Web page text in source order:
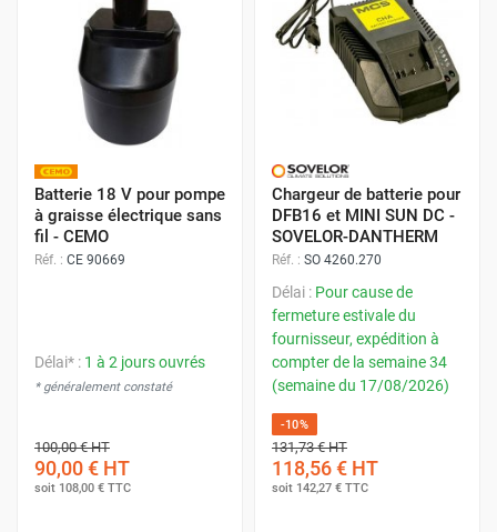
Batterie 18 V pour pompe
à graisse électrique sans
fil - CEMO
Réf. : CE 90669
Délai* : 1 à 2 jours ouvrés
* généralement constaté
100,00 €HT
90,00 € HT
soit 108,00 € TTC
Chargeur de batterie pour
DFB16 et MINI SUN DC -
SOVELOR-DANTHERM
Réf. : SO 4260.270
Délai : Pour cause de
fermeture estivale du
fournisseur, expédition à
compter de la semaine 34
(semaine du 17/08/2026)
-10%
131,73 €HT
118,56 € HT
soit 142,27 € TTC